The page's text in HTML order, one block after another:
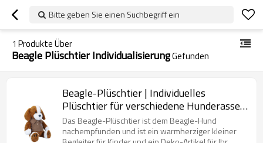
Bitte geben Sie einen Suchbegriff ein
1 Produkte Über
Beagle Plüschtier IndividualisierungGefunden
Beagle-Plüschtier | Individuelles
Plüschtier für verschiedene Hunderassen
| Kleidungszubehör kann ausgetauscht
werden
Das Beagle-Plüschtier ist dem Beagle-Hund
nachempfunden und ist ein warmherziger kleiner